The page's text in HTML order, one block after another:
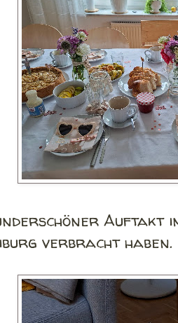
Auftakt
verbracht haben.